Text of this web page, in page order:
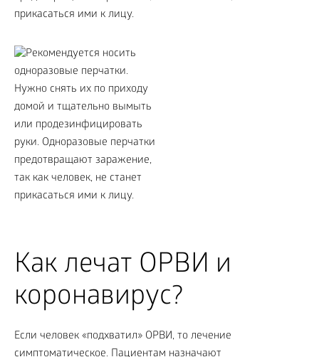
прикасаться ими к лицу.
Как лечат ОРВИ и
коронавирус?
Если человек «подхватил» ОРВИ, то лечение
симптоматическое. Пациентам назначают